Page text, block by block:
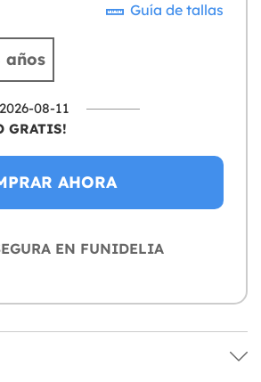
Guía de tallas
años
08-11
GRATIS!
AHORA
EN FUNIDELIA